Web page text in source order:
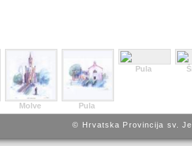
Molve Pula
Pula
© Hrvatska Provincija sv.